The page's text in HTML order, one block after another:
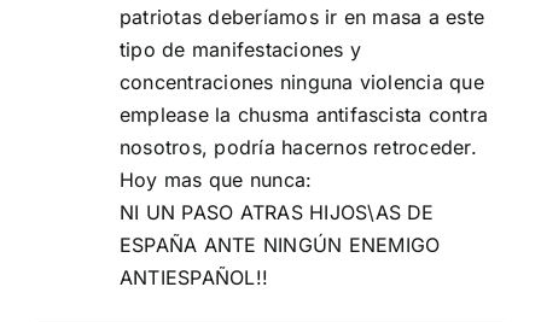
patriotas deberíamos ir en masa a este
tipo de manifestaciones y
concentraciones ninguna violencia que
emplease la chusma antifascista contra
nosotros, podría hacernos retroceder.
Hoy mas que nunca:
NI UN PASO ATRAS HIJOS\AS DE
ESPAÑA ANTE NINGÚN ENEMIGO
ANTIESPAÑOL!!